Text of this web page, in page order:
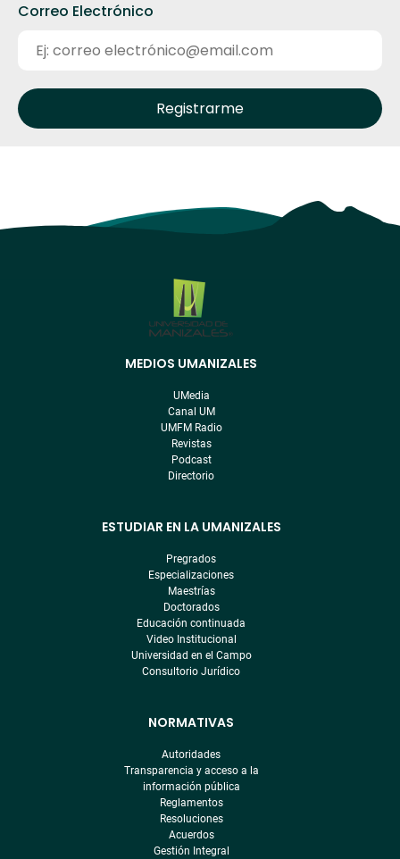
Correo Electrónico
MEDIOS UMANIZALES
UMedia
Canal UM
UMFM Radio
Revistas
Podcast
Directorio
ESTUDIAR EN LA UMANIZALES
Pregrados
Especializaciones
Maestrías
Doctorados
Educación continuada
Video Institucional
Universidad en el Campo
Consultorio Jurídico
NORMATIVAS
Autoridades
Transparencia y acceso a la
información pública
Reglamentos
Resoluciones
Acuerdos
Gestión Integral